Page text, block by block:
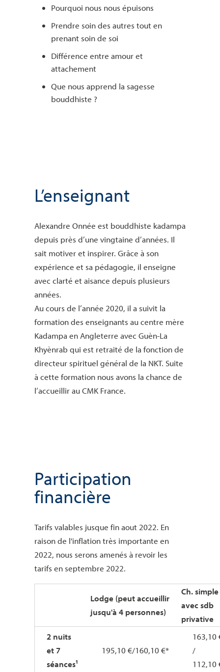
Pourquoi nous nous épuisons
Prendre soin des autres tout en
prenant soin de soi
Différence entre amour et
attachement
Que nous apprend la sagesse
bouddhiste ?
L’enseignant
Alexandre Onnée est bouddhiste kadampa
depuis près d’une vingtaine d’années. Il
sait motiver et inspirer. Grâce à son
expérience et sa pédagogie, il enseigne
avec clarté et aisance depuis plusieurs
années.
Au cours de l’année 2020, il a suivit la
formation des enseignants au centre mère
Kadampa en Angleterre avec Guèn-La
Khyènrab qui est retraité de la fonction de
directeur spirituel général de la NKT. Suite
à cette formation nous avons la chance de
l’accueillir au CMK France.
Participation
financière
Tarifs valables jusque fin aout 2022. En
raison de l'inflation très importante en
2022, nous serons amenés à revoir les
tarifs en septembre 2022.
Lodge (peut accueillir
jusqu'à 4 personnes)
Ch. simple
avec sdb
privative
2 nuits
et 7
séances¹
195,10 €/160,10 €*
163,10
/
112,10